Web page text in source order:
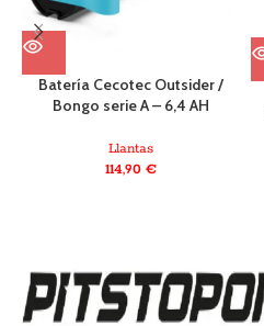
Batería Cecotec Outsider /
Bongo serie A – 6,4 AH
Llantas
114,90 €